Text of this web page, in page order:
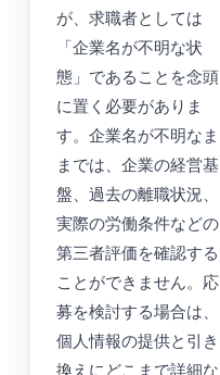
が、求職者としては
「企業名が不明な状
態」であることを念頭
に置く必要がありま
す。企業名が不明なま
までは、企業の経営基
盤、過去の離職状況、
実際の労働条件などの
第三者評価を確認する
ことができません。応
募を検討する場合は、
個人情報の提供と引き
換えにどこまで詳細な